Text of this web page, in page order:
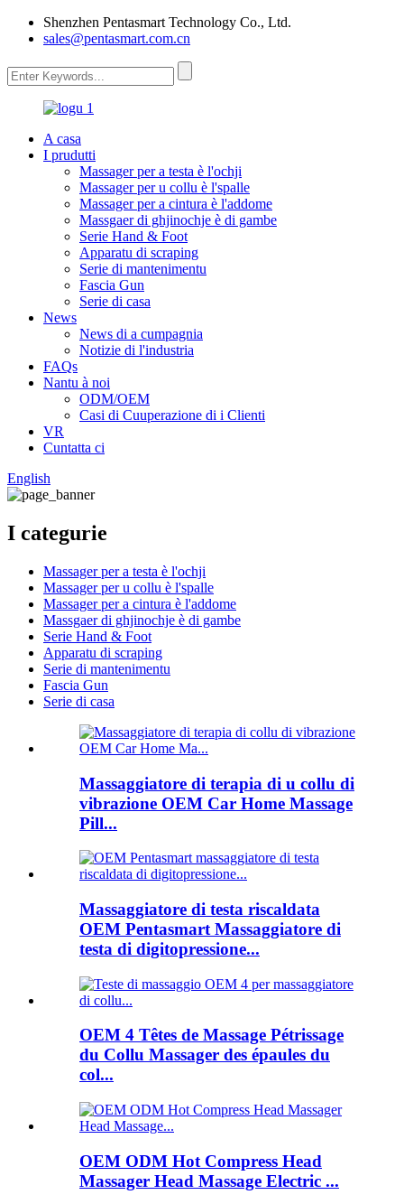
Shenzhen Pentasmart Technology Co., Ltd.
sales@pentasmart.com.cn
A casa
I prudutti
Massager per a testa è l'ochji
Massager per u collu è l'spalle
Massager per a cintura è l'addome
Massgaer di ghjinochje è di gambe
Serie Hand & Foot
Apparatu di scraping
Serie di mantenimentu
Fascia Gun
Serie di casa
News
News di a cumpagnia
Notizie di l'industria
FAQs
Nantu à noi
ODM/OEM
Casi di Cuuperazione di i Clienti
VR
Cuntatta ci
English
I categurie
Massager per a testa è l'ochji
Massager per u collu è l'spalle
Massager per a cintura è l'addome
Massgaer di ghjinochje è di gambe
Serie Hand & Foot
Apparatu di scraping
Serie di mantenimentu
Fascia Gun
Serie di casa
Massaggiatore di terapia di u collu di
vibrazione OEM Car Home Massage
Pill...
Massaggiatore di testa riscaldata
OEM Pentasmart Massaggiatore di
testa di digitopressione...
OEM 4 Têtes de Massage Pétrissage
du Collu Massager des épaules du
col...
OEM ODM Hot Compress Head
Massager Head Massage Electric ...